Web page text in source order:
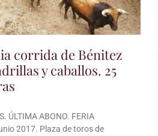
corrida de Bénitez
y caballos. 25
ÚLTIMA ABONO. FERIA
2017. Plaza de toros de